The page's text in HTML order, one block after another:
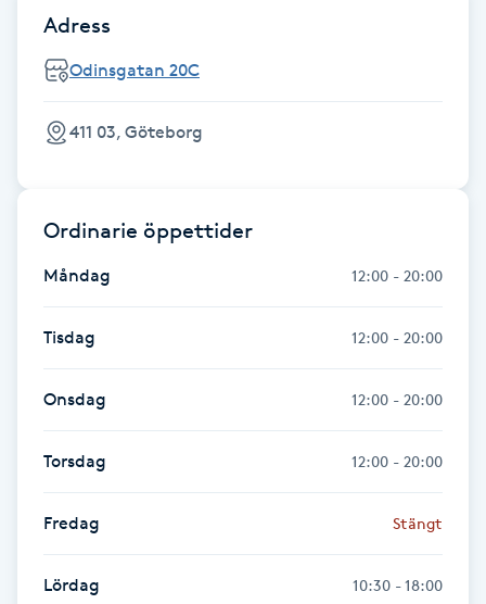
Funktionsanalys
Färgning
Föning
Gel naglar
Gelenaglar
Gellack
Gellack med förstärkning
Gravidmassage
Gravidyoga
Adress
Odinsgatan 20C
411 03, Göteborg
Ordinarie öppettider
Måndag 12:00 - 20:00
Tisdag 12:00 - 20:00
Onsdag 12:00 - 20:00
Torsdag 12:00 - 20:00
Fredag Stängt
Lördag 10:30 - 18:00